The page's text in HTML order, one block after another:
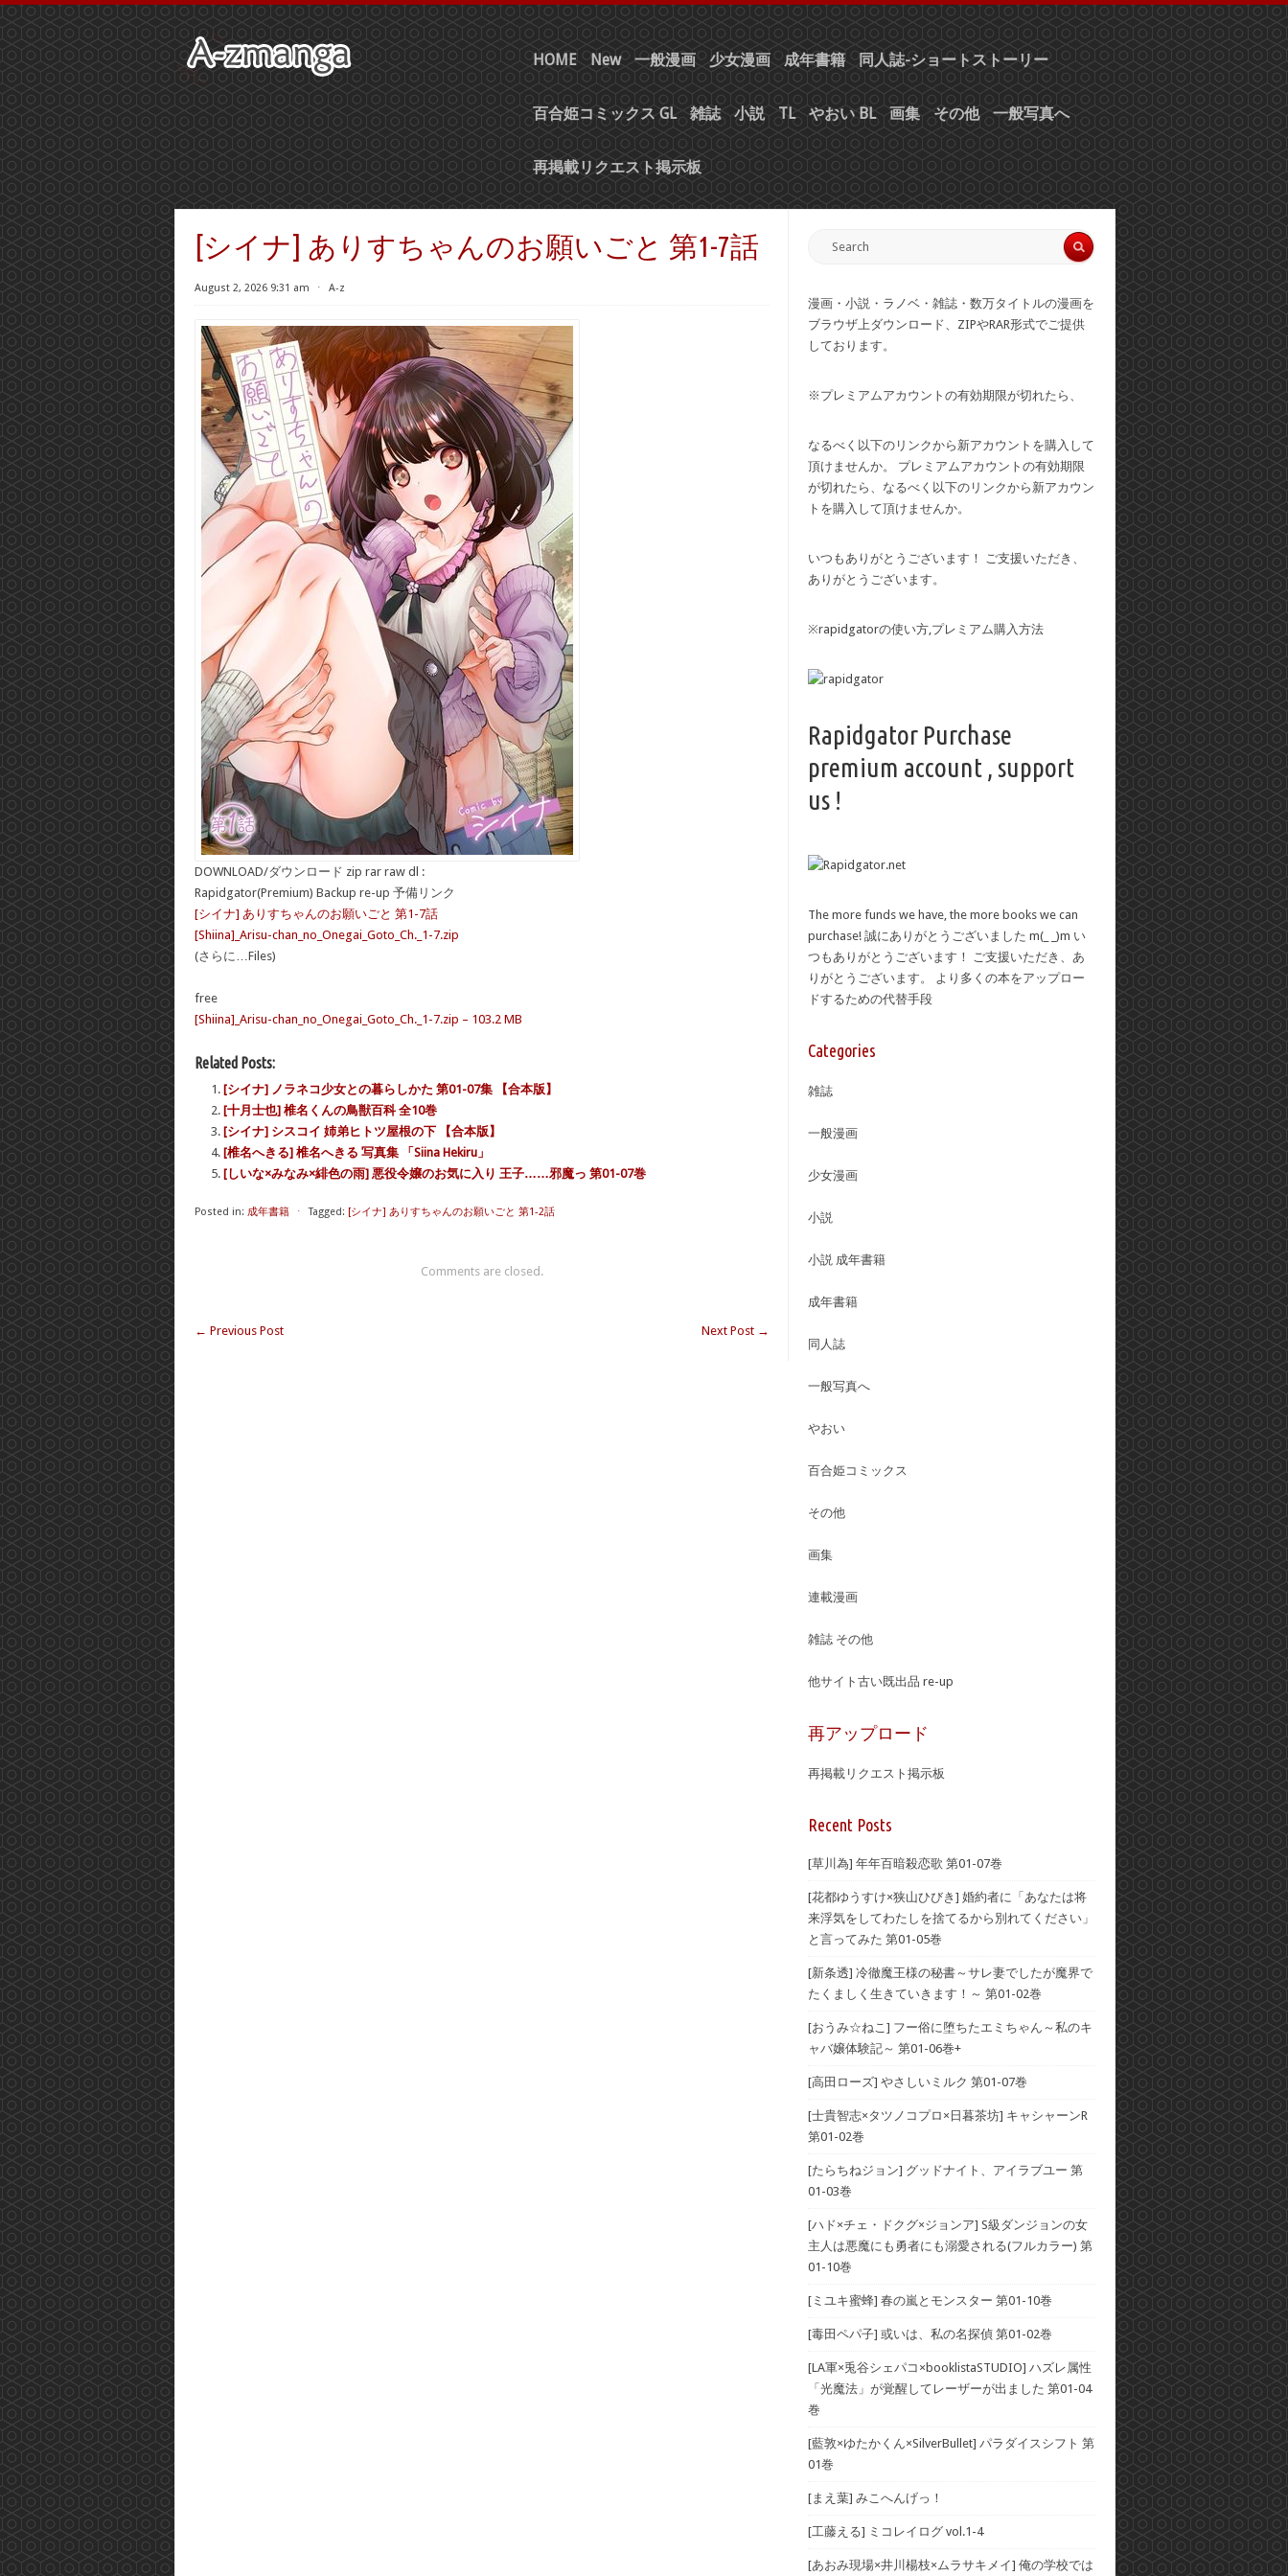
HOME New 一般漫画 少女漫画 成年書籍 同人誌-ショートストーリー
百合姫コミックス GL 雑誌 小説 TL やおい BL 画集 その他 一般写真へ
再掲載リクエスト掲示板
[シイナ] ありすちゃんのお願いごと 第1-7話
August 2, 2026 9:31 am ⋅ A-z
DOWNLOAD/ダウンロード zip rar raw dl :
Rapidgator(Premium) Backup re-up 予備リンク
[シイナ] ありすちゃんのお願いごと 第1-7話
[Shiina]_Arisu-chan_no_Onegai_Goto_Ch._1-7.zip
(さらに…Files)
free
[Shiina]_Arisu-chan_no_Onegai_Goto_Ch._1-7.zip – 103.2 MB
Related Posts:
[シイナ] ノラネコ少女との暮らしかた 第01-07集 【合本版】
[十月士也] 椎名くんの鳥獣百科 全10巻
[シイナ] シスコイ 姉弟ヒトツ屋根の下 【合本版】
[椎名へきる] 椎名へきる 写真集 「Siina Hekiru」
[しいな×みなみ×緋色の雨] 悪役令嬢のお気に入り 王子……邪魔っ 第01-07巻
Posted in: 成年書籍 ⋅ Tagged: [シイナ] ありすちゃんのお願いごと 第1-2話
Comments are closed.
← Previous Post Next Post →
漫画・小説・ラノベ・雑誌・数万タイトルの漫画を
ブラウザ上ダウンロード、ZIPやRAR形式でご提供
しております。
※プレミアムアカウントの有効期限が切れたら、
なるべく以下のリンクから新アカウントを購入して
頂けませんか。 プレミアムアカウントの有効期限
が切れたら、なるべく以下のリンクから新アカウン
トを購入して頂けませんか。
いつもありがとうございます！ ご支援いただき、
ありがとうございます。
※rapidgatorの使い方,プレミアム購入方法
Rapidgator Purchase
premium account , support
us !
The more funds we have, the more books we can
purchase! 誠にありがとうございました m(_ _)m い
つもありがとうございます！ ご支援いただき、あ
りがとうございます。 より多くの本をアップロー
ドするための代替手段
Categories
雑誌
一般漫画
少女漫画
小説
小説 成年書籍
成年書籍
同人誌
一般写真へ
やおい
百合姫コミックス
その他
画集
連載漫画
雑誌 その他
他サイト古い既出品 re-up
再アップロード
再掲載リクエスト掲示板
Recent Posts
[草川為] 年年百暗殺恋歌 第01-07巻
[花都ゆうすけ×狭山ひびき] 婚約者に「あなたは将
来浮気をしてわたしを捨てるから別れてください」
と言ってみた 第01-05巻
[新条透] 冷徹魔王様の秘書～サレ妻でしたが魔界で
たくましく生きていきます！～ 第01-02巻
[おうみ☆ねこ] フー俗に堕ちたエミちゃん～私のキ
ャバ嬢体験記～ 第01-06巻+
[高田ローズ] やさしいミルク 第01-07巻
[士貴智志×タツノコプロ×日暮茶坊] キャシャーンR
第01-02巻
[たらちねジョン] グッドナイト、アイラブユー 第
01-03巻
[ハド×チェ・ドクグ×ジョンア] S級ダンジョンの女
主人は悪魔にも勇者にも溺愛される(フルカラー) 第
01-10巻
[ミユキ蜜蜂] 春の嵐とモンスター 第01-10巻
[毒田ペパ子] 或いは、私の名探偵 第01-02巻
[LA軍×兎谷シェパコ×booklistaSTUDIO] ハズレ属性
「光魔法」が覚醒してレーザーが出ました 第01-04
巻
[藍敦×ゆたかくん×SilverBullet] パラダイスシフト 第
01巻
[まえ葉] みこへんげっ！
[工藤える] ミコレイログ vol.1-4
[あおみ現場×井川楊枝×ムラサキメイ] 俺の学校では